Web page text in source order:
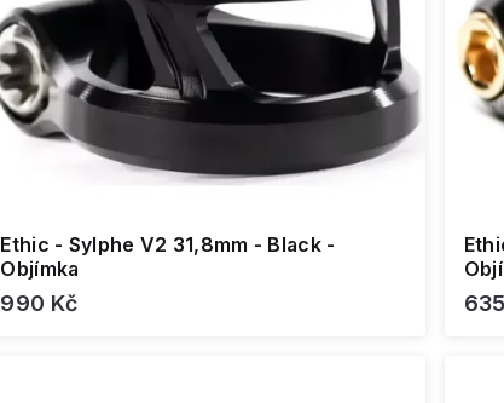
Ethic - Sylphe V2 31,8mm - Black -
Objímka
990 Kč